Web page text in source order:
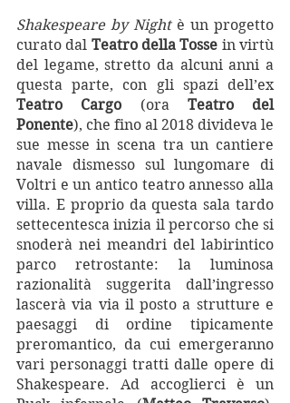
Shakespeare by Night è un progetto
curato dal Teatro della Tosse in virtù
del legame, stretto da alcuni anni a
Teatro Cargo (ora Teatro del
Ponente), che fino al 2018 divideva le
sue messe in scena tra un cantiere
navale dismesso sul lungomare di
Voltri e un antico teatro annesso alla
villa. E proprio da questa sala tardo
settecentesca inizia il percorso che si
snoderà nei meandri del labirintico
parco retrostante: la luminosa
razionalità suggerita dall’ingresso
lascerà via via il posto a strutture e
paesaggi di ordine tipicamente
preromantico, da cui emergeranno
vari personaggi tratti dalle opere di
Shakespeare. Ad accoglierci è un